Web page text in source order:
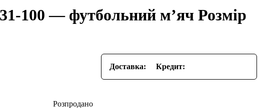
100 — футбольний м’яч Розмір
Доставка: Кредит: